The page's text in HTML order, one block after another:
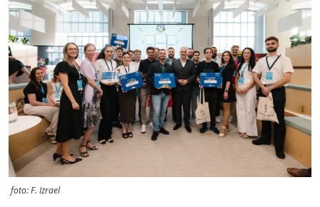
foto: F. Izrael